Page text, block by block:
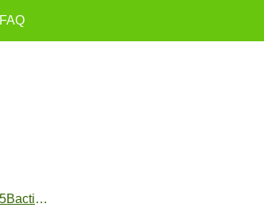
FAQ
https://www.tu-sport.de/sportprogramm/kurse/?tx_dwzeh_courses%5Baction%5D=show&tx_dwzeh_courses%5BsportsDescription%5D=644&cHash=f31cf2db9861793e2429d151b8b9b30d